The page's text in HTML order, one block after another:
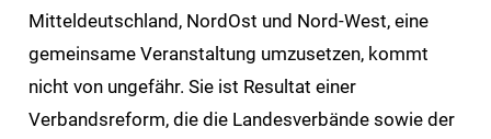
Mitteldeutschland, NordOst und Nord-West, eine
gemeinsame Veranstaltung umzusetzen, kommt
nicht von ungefähr. Sie ist Resultat einer
Verbandsreform, die die Landesverbände sowie der